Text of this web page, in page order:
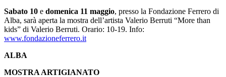
Sabato 10 e domenica 11 maggio, presso la Fondazione Ferrero di
Alba, sarà aperta la mostra dell’artista Valerio Berruti “More than
kids” di Valerio Berruti. Orario: 10-19. Info:
www.fondazioneferrero.it
ALBA
MOSTRA ARTIGIANATO